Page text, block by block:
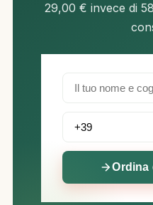
29,00 € invece di
Ordina